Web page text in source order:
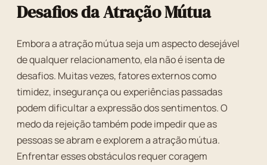
Desafios da Atração Mútua
Embora a atração mútua seja um aspecto desejável
de qualquer relacionamento, ela não é isenta de
desafios. Muitas vezes, fatores externos como
timidez, insegurança ou experiências passadas
podem dificultar a expressão dos sentimentos. O
medo da rejeição também pode impedir que as
pessoas se abram e explorem a atração mútua.
Enfrentar esses obstáculos requer coragem